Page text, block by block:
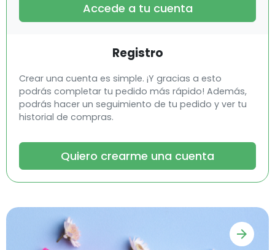
Accede a tu cuenta
Registro
Crear una cuenta es simple. ¡Y gracias a esto
podrás completar tu pedido más rápido! Además,
podrás hacer un seguimiento de tu pedido y ver tu
historial de compras.
Quiero crearme una cuenta